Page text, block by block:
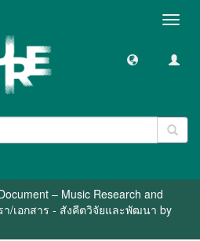
– Music Research and
า/เอกสาร - สังคีตวิจัยและพัฒนา by